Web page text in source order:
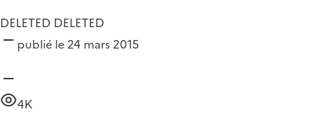
DELETED DELETED
publié le 24 mars 2015
4K